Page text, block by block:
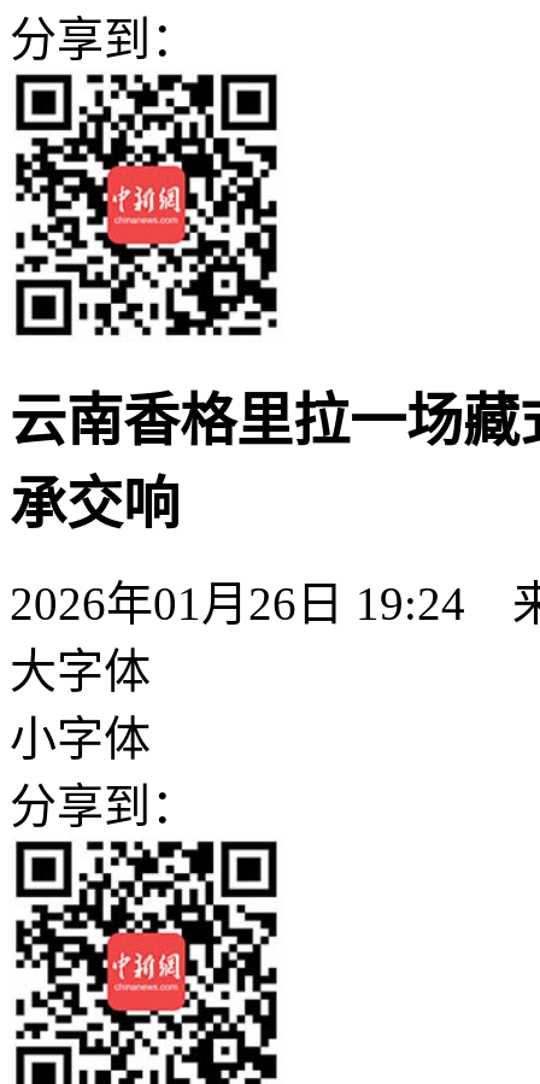
分享到：
云南香格里拉一场
承交响
2026年01月26日 19:24
大字体
小字体
分享到：